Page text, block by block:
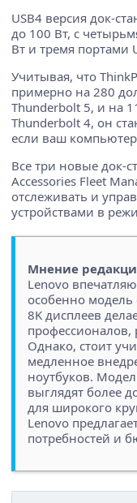
USB4 версия док-
до 100 Вт, с
Вт и тремя портами
Учитывая, что
примерно на 280
Thunderbolt 5, и на
Thunderbolt 4, он
если ваш
Все три новые док-
Accessories Fleet
отслеживать и
устройствами в
Мнение
Lenovo
особенно модель
8K дисплеев
Однако, стоит
медленное
ноутбуков.
выглядят более
для широкого
Lenovo
потребностей и